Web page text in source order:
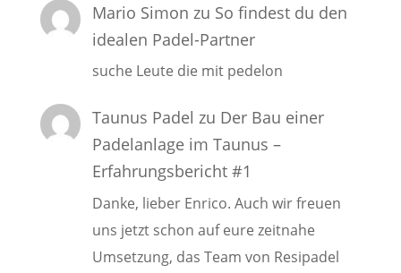
Mario Simon zu So findest du den
idealen Padel-Partner
suche Leute die mit pedelon
Taunus Padel zu Der Bau einer
Padelanlage im Taunus –
Erfahrungsbericht #1
Danke, lieber Enrico. Auch wir freuen
uns jetzt schon auf eure zeitnahe
Umsetzung, das Team von Resipadel